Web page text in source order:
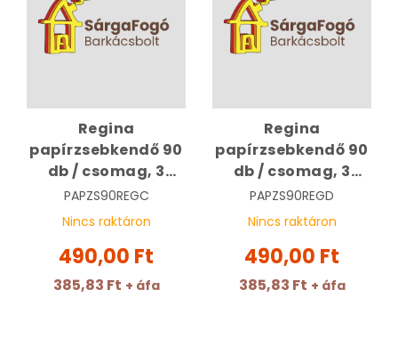
Regina
papírzsebkendő 90
db / csomag, 3
rétegű, Calming
Chamomile
PAPZS90REGC
Nincs raktáron
490,00 Ft
385,83 Ft + áfa
Regina
papírzsebkendő 90
db / csomag, 3
rétegű, Delicate
PAPZS90REGD
Nincs raktáron
490,00 Ft
385,83 Ft + áfa